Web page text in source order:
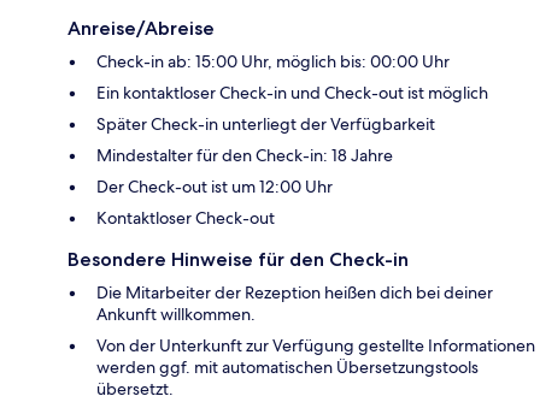
Anreise/Abreise
Check-in ab: 15:00 Uhr, möglich bis: 00:00 Uhr
Ein kontaktloser Check-in und Check-out ist möglich
Später Check-in unterliegt der Verfügbarkeit
Mindestalter für den Check-in: 18 Jahre
Der Check-out ist um 12:00 Uhr
Kontaktloser Check-out
Besondere Hinweise für den Check-in
Die Mitarbeiter der Rezeption heißen dich bei deiner
Ankunft willkommen.
Von der Unterkunft zur Verfügung gestellte Informationen
werden ggf. mit automatischen Übersetzungstools
übersetzt.